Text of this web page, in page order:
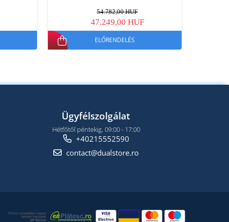
54.782,00 HUF
47.249,00 HUF
ELŐRENDELÉS
Ügyfélszolgálat
Hétfőtől péntekig, 09:00 - 17:00
+40215552590
contact@dualstore.ro